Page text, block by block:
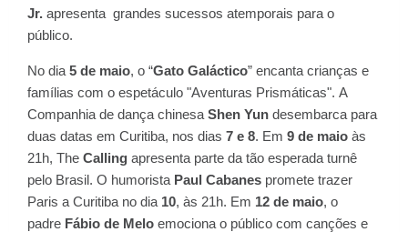
Jr. apresenta grandes sucessos atemporais para o
público.
No dia 5 de maio, o “Gato Galáctico” encanta crianças e
famílias com o espetáculo "Aventuras Prismáticas". A
Companhia de dança chinesa Shen Yun desembarca para
duas datas em Curitiba, nos dias 7 e 8. Em 9 de maio às
21h, The Calling apresenta parte da tão esperada turnê
pelo Brasil. O humorista Paul Cabanes promete trazer
Paris a Curitiba no dia 10, às 21h. Em 12 de maio, o
padre Fábio de Melo emociona o público com canções e